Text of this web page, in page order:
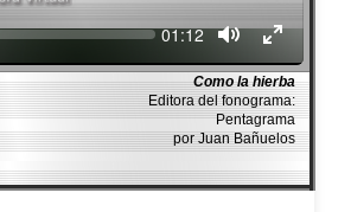
Seek Current
01:12
Como la hierba
Editora del fonograma:
Pentagrama
por Juan Bañuelos